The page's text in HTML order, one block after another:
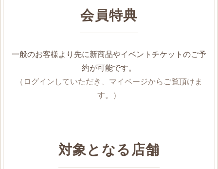
会員特典
一般のお客様より先に新商品やイベントチケットのご予
約が可能です。
（ログインしていただき、マイページからご覧頂けま
す。）
対象となる店舗